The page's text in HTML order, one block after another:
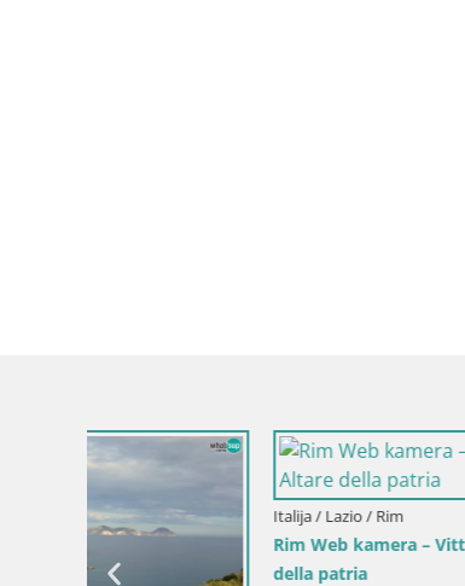
Italija / Lazio / Rim
Rim Web kamera – Vittoriano – Altare
della patria